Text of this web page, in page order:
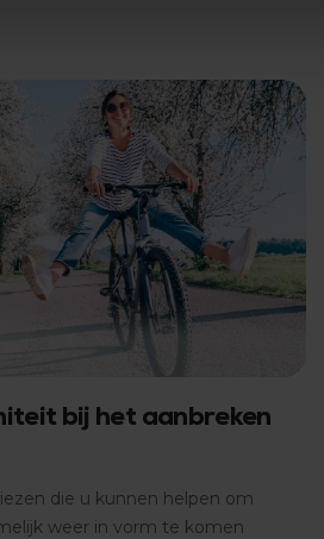
bij het aanbreken
die u kunnen helpen om
weer in vorm te komen